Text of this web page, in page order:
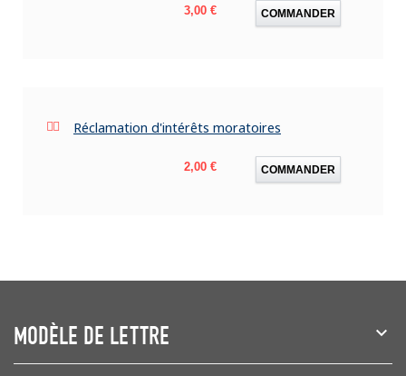
Prix
3,00 € COMMANDER
Réclamation d'intérêts moratoires
Prix
2,00 € COMMANDER
MODÈLE DE LETTRE